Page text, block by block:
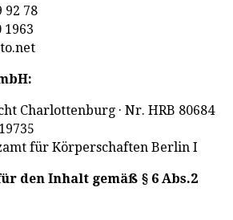
92 78
1963
Charlottenburg · Nr. HRB 80684
für Körperschaften Berlin I
den Inhalt gemäß § 6 Abs.2